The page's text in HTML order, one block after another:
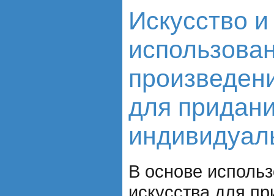
Искусство
для
В основе
искусства для